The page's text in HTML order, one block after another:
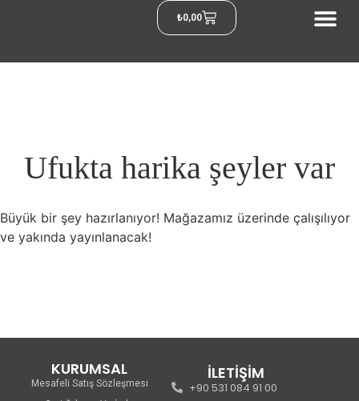
₺0,00
Ufukta harika şeyler var
Büyük bir şey hazırlanıyor! Mağazamız üzerinde çalışılıyor
ve yakında yayınlanacak!
KURUMSAL
Mesafeli Satış Sözleşmesi
İLETİŞİM
+90 531 084 91 00